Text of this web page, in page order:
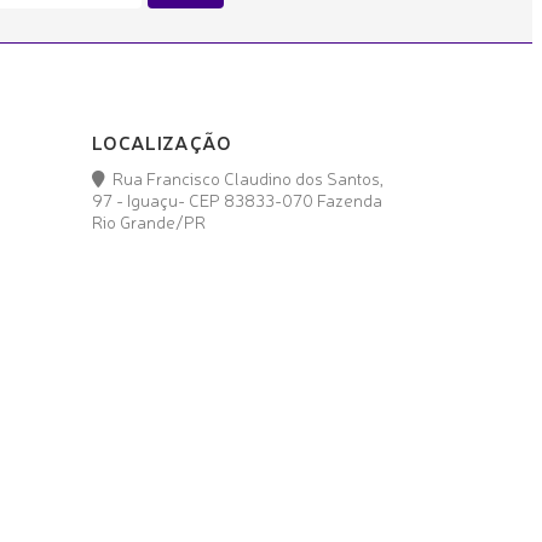
LOCALIZAÇÃO
Rua Francisco Claudino dos Santos,
97 - Iguaçu- CEP 83833-070 Fazenda
Rio Grande/PR